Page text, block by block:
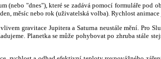
(nebo "dnes"), které se zadává pomocí formuláře pod
měsíc nebo rok (uživatelská volba). Rychlost
gravitace Jupitera a Saturna neustále mění.
Planetka se může pohybovat po zhruba